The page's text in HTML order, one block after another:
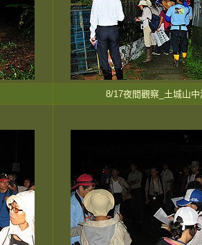
8/17夜間觀察_土城山中